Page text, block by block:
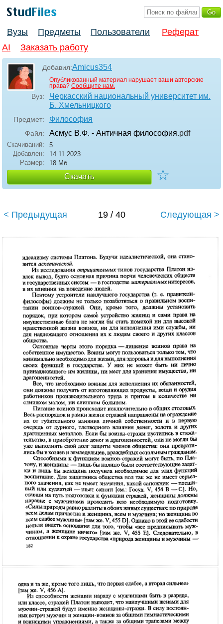
Вузы Предметы Пользователи
Реферат
AI
Заказать работу
Добавил:Amicus354
Опубликованный материал нарушает ваши авторские
права? Сообщите нам.
Вуз:
Черкасский национальный университет им.
Б. Хмельницкого
Предмет: Философия
Файл: Асмус В.Ф. - Античная философия.pdf
Скачиваний:
5
Добавлен:
14.11.2023
Размер:
18 Мб
Скачать ☆
< Предыдущая 19 / 40 Следующая >